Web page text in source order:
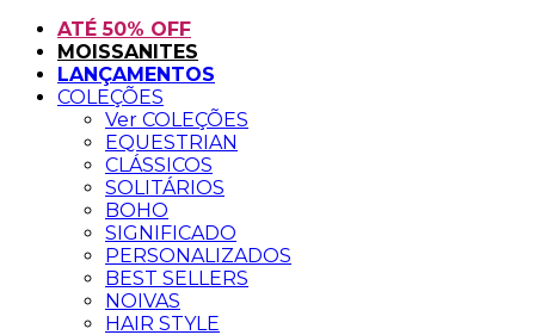
ATÉ 50% OFF
MOISSANITES
LANÇAMENTOS
COLEÇÕES
Ver COLEÇÕES
EQUESTRIAN
CLÁSSICOS
SOLITÁRIOS
BOHO
SIGNIFICADO
PERSONALIZADOS
BEST SELLERS
NOIVAS
HAIR STYLE